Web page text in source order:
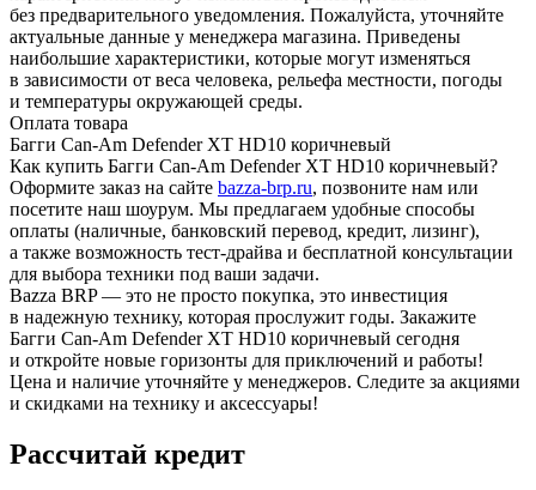
без предварительного уведомления. Пожалуйста, уточняйте
актуальные данные у менеджера магазина. Приведены
наибольшие характеристики, которые могут изменяться
в зависимости от веса человека, рельефа местности, погоды
и температуры окружающей среды.
Оплата товара
Багги Can-Am Defender XT HD10 коричневый
Как купить Багги Can-Am Defender XT HD10 коричневый?
Оформите заказ на сайте bazza-brp.ru, позвоните нам или
посетите наш шоурум. Мы предлагаем удобные способы
оплаты (наличные, банковский перевод, кредит, лизинг),
а также возможность тест-драйва и бесплатной консультации
для выбора техники под ваши задачи.
Bazza BRP — это не просто покупка, это инвестиция
в надежную технику, которая прослужит годы. Закажите
Багги Can-Am Defender XT HD10 коричневый сегодня
и откройте новые горизонты для приключений и работы!
Цена и наличие уточняйте у менеджеров. Следите за акциями
и скидками на технику и аксессуары!
Рассчитай кредит